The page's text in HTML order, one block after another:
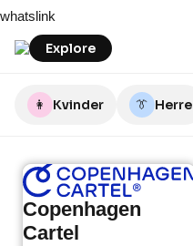
to
content
whatslink
Explore
👩 Kvinder 👔 Herre
Copenhagen
Cartel